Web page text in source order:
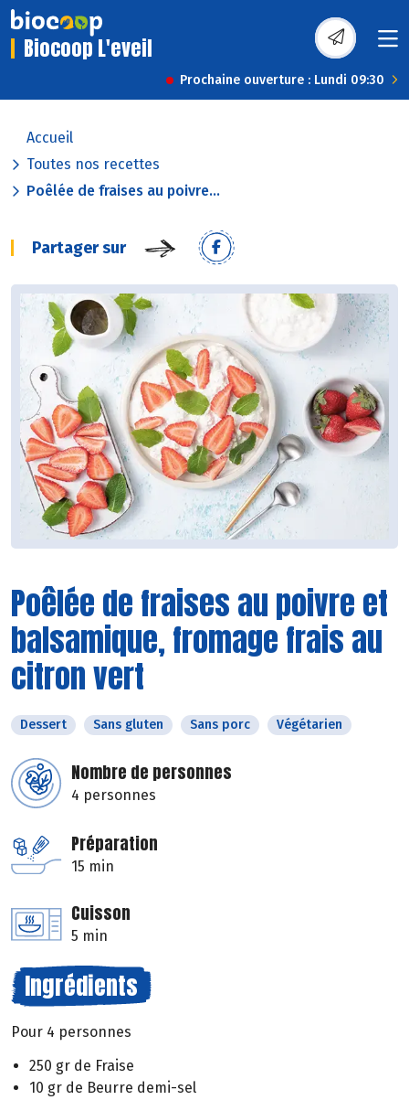
Biocoop L'eveil
Prochaine ouverture : Lundi 09:30
Accueil
Toutes nos recettes
Poêlée de fraises au poivre...
Partager sur
Poêlée de fraises au poivre et
balsamique, fromage frais au
citron vert
Dessert Sans gluten Sans porc Végétarien
Nombre de personnes
4 personnes
Préparation
15 min
Cuisson
5 min
Ingrédients
Pour 4 personnes
250 gr de Fraise
10 gr de Beurre demi-sel